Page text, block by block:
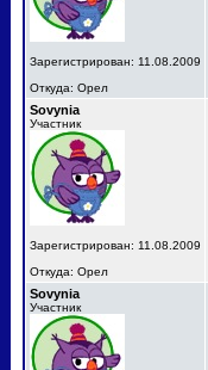
Зарегистрирован: 11.08.2009
Откуда: Орел
Sovynia
Участник
Зарегистрирован: 11.08.2009
Откуда: Орел
Sovynia
Участник